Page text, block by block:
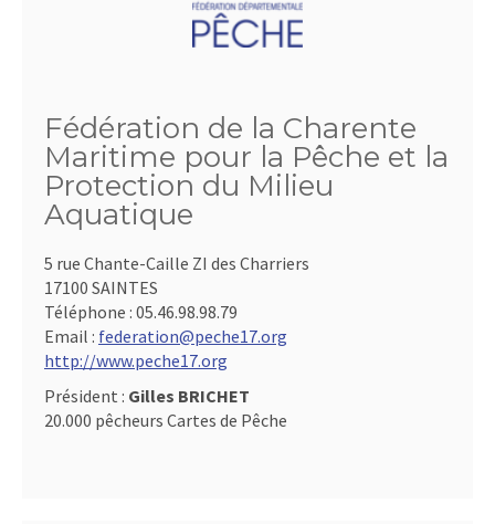
Fédération de la Charente
Maritime pour la Pêche et la
Protection du Milieu
Aquatique
5 rue Chante-Caille ZI des Charriers
17100 SAINTES
Téléphone : 05.46.98.98.79
Email : federation@peche17.org
http://www.peche17.org
Président : Gilles BRICHET
20.000 pêcheurs Cartes de Pêche